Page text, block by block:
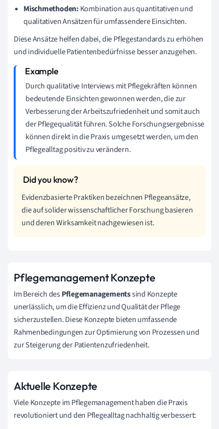
Mischmethoden: Kombination aus quantitativen und
qualitativen Ansätzen für umfassendere Einsichten.
Diese Ansätze helfen dabei, die Pflegestandards zu erhöhen
und individuelle Patientenbedürfnisse besser anzugehen.
Durch qualitative Interviews mit Pflegekräften können
bedeutende Einsichten gewonnen werden, die zur
Verbesserung der Arbeitszufriedenheit und somit auch
der Pflegequalität führen. Solche Forschungsergebnisse
können direkt in die Praxis umgesetzt werden, um den
Pflegealltag positiv zu verändern.
Evidenzbasierte Praktiken bezeichnen Pflegeansätze,
die auf solider wissenschaftlicher Forschung basieren
und deren Wirksamkeit nachgewiesen ist.
Pflegemanagement Konzepte
Im Bereich desPflegemanagementssind Konzepte
unerlässlich, um die Effizienz und Qualität der Pflege
sicherzustellen. Diese Konzepte bieten umfassende
Rahmenbedingungen zur Optimierung von Prozessen und
zur Steigerung der Patientenzufriedenheit.
Aktuelle Konzepte
Viele Konzepte im Pflegemanagement haben die Praxis
revolutioniert und den Pflegealltag nachhaltig verbessert: